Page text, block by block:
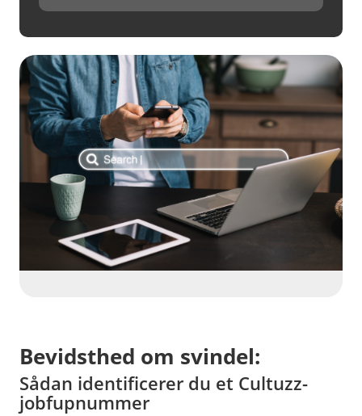
Bevidsthed om svindel:
Sådan identificerer du et Cultuzz-
jobfupnummer